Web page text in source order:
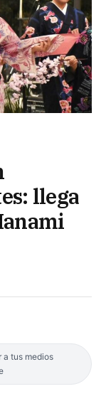
llega
a tus medios